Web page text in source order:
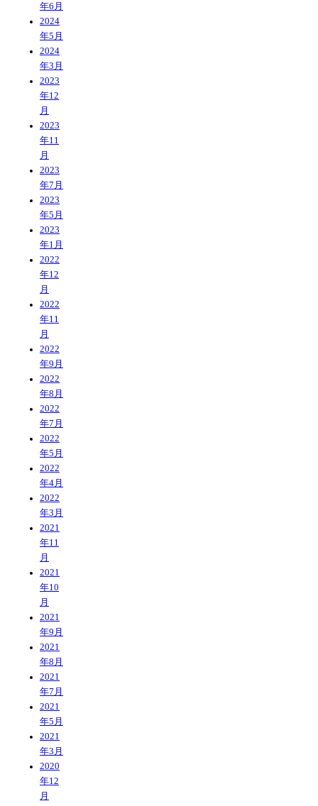
年6月
2024
年5月
2024
年3月
2023
年12
月
2023
年11
月
2023
年7月
2023
年5月
2023
年1月
2022
年12
月
2022
年11
月
2022
年9月
2022
年8月
2022
年7月
2022
年5月
2022
年4月
2022
年3月
2021
年11
月
2021
年10
月
2021
年9月
2021
年8月
2021
年7月
2021
年5月
2021
年3月
2020
年12
月